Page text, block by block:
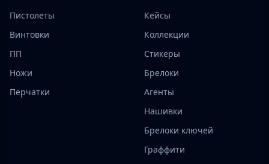
Пистолеты
Винтовки
ПП
Ножи
Перчатки
Кейсы
Коллекции
Стикеры
Брелоки
Агенты
Нашивки
Брелоки ключей
Граффити